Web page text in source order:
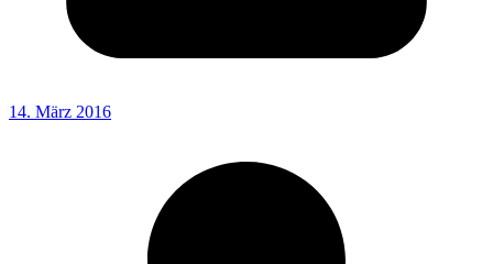
14. März 2016